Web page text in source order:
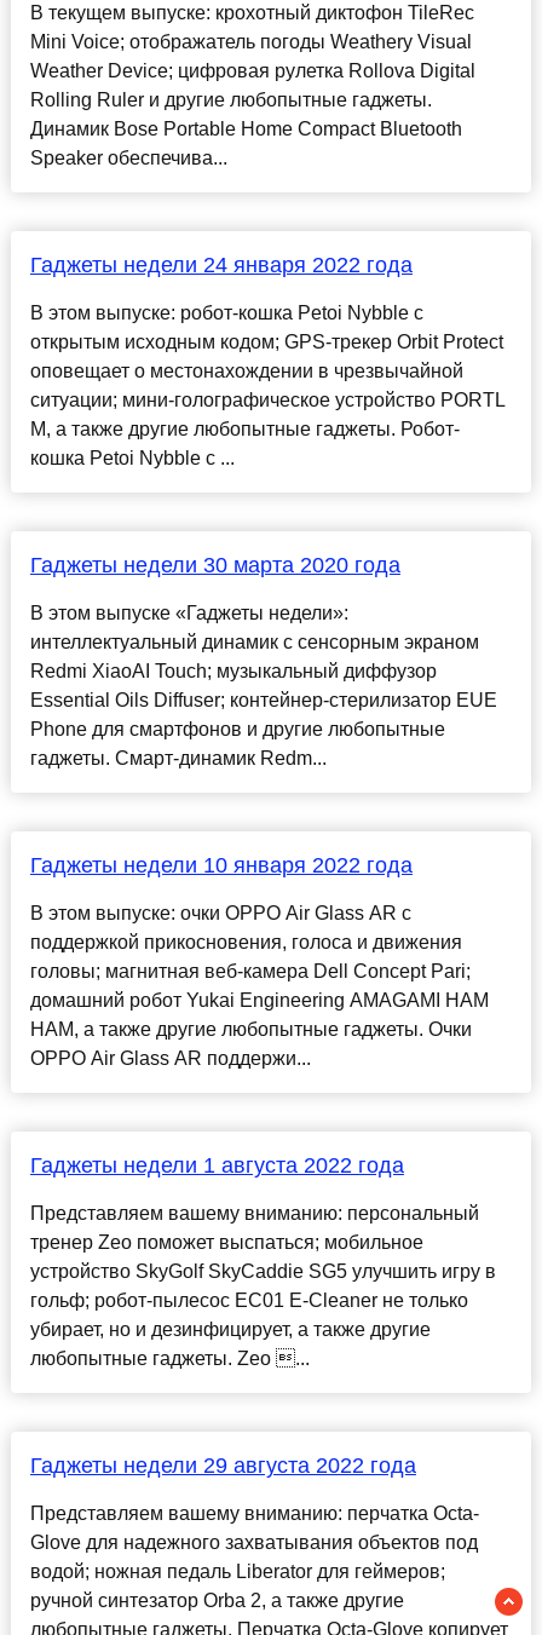
В текущем выпуске: крохотный диктофон TileRec
Mini Voice; отображатель погоды Weathery Visual
Weather Device; цифровая рулетка Rollova Digital
Rolling Ruler и другие любопытные гаджеты.
Динамик Bose Portable Home Compact Bluetooth
Speaker обеспечива...
Гаджеты недели 24 января 2022 года
В этом выпуске: робот-кошка Petoi Nybble с
открытым исходным кодом; GPS-трекер Orbit Protect
оповещает о местонахождении в чрезвычайной
ситуации; мини-голографическое устройство PORTL
M, а также другие любопытные гаджеты. Робот-
кошка Petoi Nybble с ...
Гаджеты недели 30 марта 2020 года
В этом выпуске «Гаджеты недели»:
интеллектуальный динамик с сенсорным экраном
Redmi XiaoAI Touch; музыкальный диффузор
Essential Oils Diffuser; контейнер-стерилизатор EUE
Phone для смартфонов и другие любопытные
гаджеты. Смарт-динамик Redm...
Гаджеты недели 10 января 2022 года
В этом выпуске: очки OPPO Air Glass AR с
поддержкой прикосновения, голоса и движения
головы; магнитная веб-камера Dell Concept Pari;
домашний робот Yukai Engineering AMAGAMI HAM
HAM, а также другие любопытные гаджеты. Очки
OPPO Air Glass AR поддержи...
Гаджеты недели 1 августа 2022 года
Представляем вашему вниманию: персональный
тренер Zeo поможет выспаться; мобильное
устройство SkyGolf SkyCaddie SG5 улучшить игру в
гольф; робот-пылесос EC01 E-Cleaner не только
убирает, но и дезинфицирует, а также другие
любопытные гаджеты. Zeo ...
Гаджеты недели 29 августа 2022 года
Представляем вашему вниманию: перчатка Octa-
Glove для надежного захватывания объектов под
водой; ножная педаль Liberator для геймеров;
ручной синтезатор Orba 2, а также другие
любопытные гаджеты. Перчатка Octa-Glove копирует